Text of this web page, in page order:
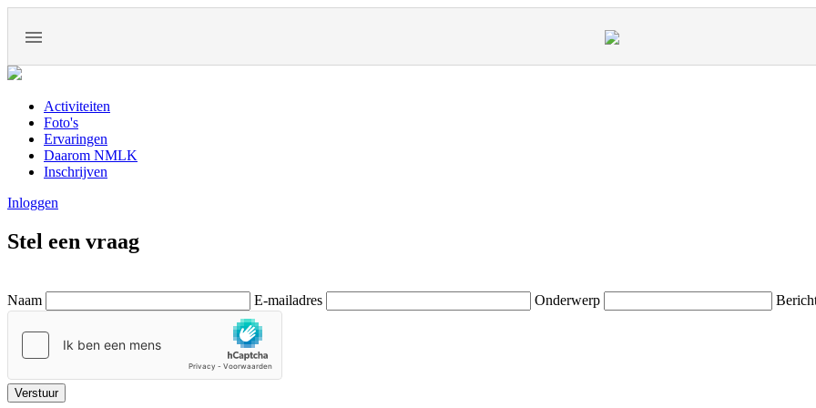
Activiteiten
Foto's
Ervaringen
Daarom NMLK
Inschrijven
Inloggen
Stel een vraag
Naam E-mailadres Onderwerp